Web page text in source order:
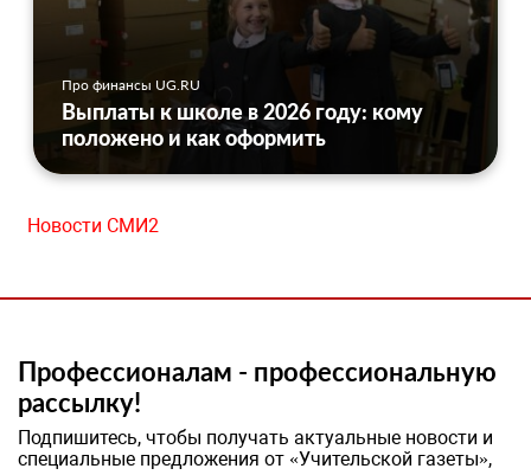
Про финансы UG.RU
Выплаты к школе в 2026 году: кому
положено и как оформить
Новости СМИ2
Профессионалам - профессиональную
рассылку!
Подпишитесь, чтобы получать актуальные новости и
специальные предложения от «Учительской газеты»,